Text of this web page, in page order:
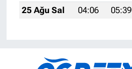
25 Ağu Sal
04:06 05:39